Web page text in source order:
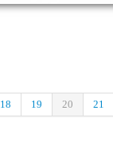
18 19 20 21